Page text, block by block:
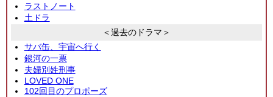
ラストノート
土ドラ
＜過去のドラマ＞
サバ缶、宇宙へ行く
銀河の一票
夫婦別姓刑事
LOVED ONE
102回目のプロポーズ